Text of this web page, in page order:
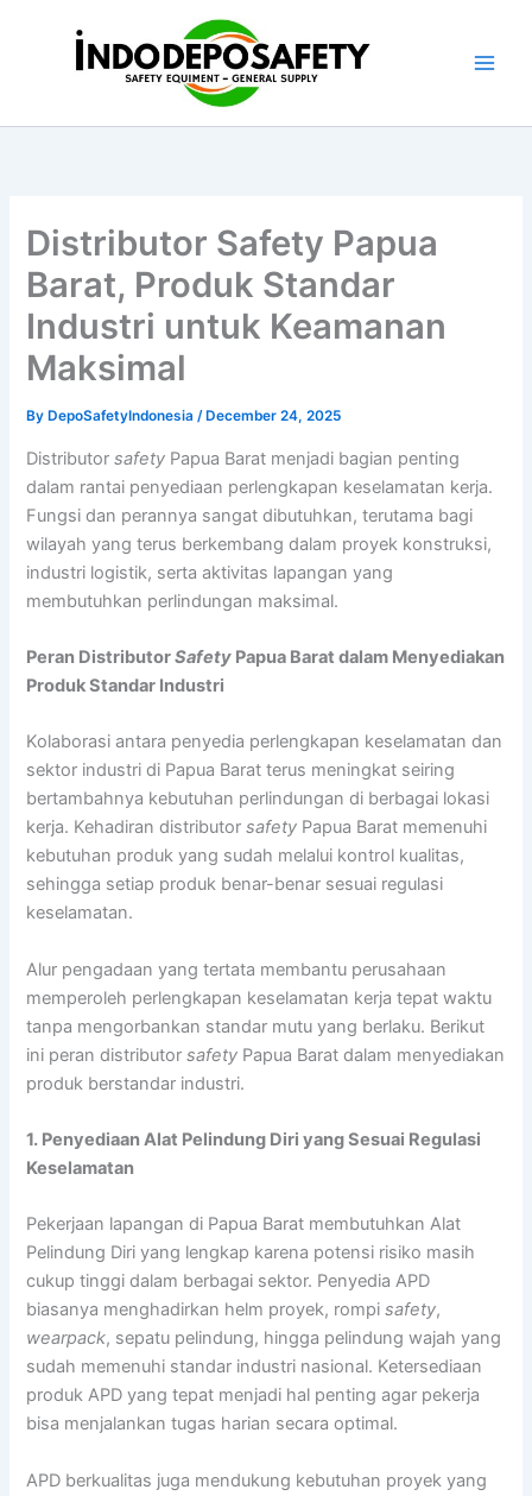
Distributor Safety Papua
Barat, Produk Standar
Industri untuk Keamanan
Maksimal
By DepoSafetyIndonesia/ December 24, 2025
Distributorsafety Papua Barat menjadi bagian penting
dalam rantai penyediaan perlengkapan keselamatan kerja.
Fungsi dan perannya sangat dibutuhkan, terutama bagi
wilayah yang terus berkembang dalam proyek konstruksi,
industri logistik, serta aktivitas lapangan yang
membutuhkan perlindungan maksimal.
Peran DistributorSafety Papua Barat dalam Menyediakan
Produk Standar Industri
Kolaborasi antara penyedia perlengkapan keselamatan dan
sektor industri di Papua Barat terus meningkat seiring
bertambahnya kebutuhan perlindungan di berbagai lokasi
kerja. Kehadiran distributorsafety Papua Barat memenuhi
kebutuhan produk yang sudah melalui kontrol kualitas,
sehingga setiap produk benar-benar sesuai regulasi
keselamatan.
Alur pengadaan yang tertata membantu perusahaan
memperoleh perlengkapan keselamatan kerja tepat waktu
tanpa mengorbankan standar mutu yang berlaku. Berikut
ini peran distributorsafety Papua Barat dalam menyediakan
produk berstandar industri.
1. Penyediaan Alat Pelindung Diri yang Sesuai Regulasi
Keselamatan
Pekerjaan lapangan di Papua Barat membutuhkan Alat
Pelindung Diri yang lengkap karena potensi risiko masih
cukup tinggi dalam berbagai sektor. Penyedia APD
biasanya menghadirkan helm proyek, rompisafety,
wearpack, sepatu pelindung, hingga pelindung wajah yang
sudah memenuhi standar industri nasional. Ketersediaan
produk APD yang tepat menjadi hal penting agar pekerja
bisa menjalankan tugas harian secara optimal.
APD berkualitas juga mendukung kebutuhan proyek yang